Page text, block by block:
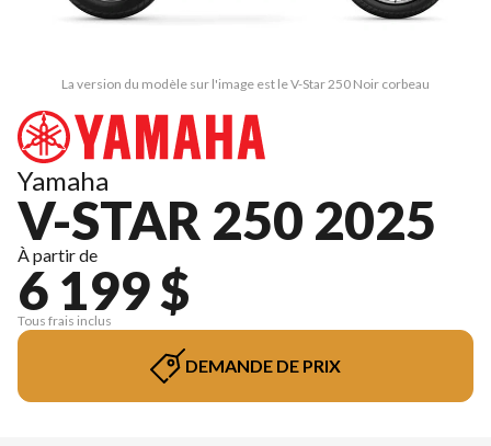
La version du modèle sur l'image est le V-Star 250 Noir corbeau
Yamaha
V-STAR 250 2025
À partir de
6 199 $
Tous frais inclus
DEMANDE DE PRIX